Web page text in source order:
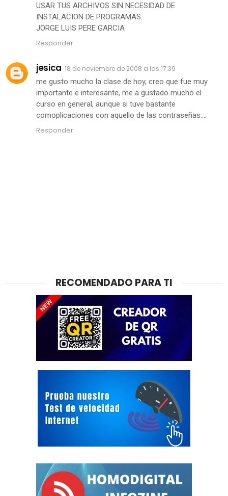
USAR TUS ARCHIVOS SIN NECESIDAD DE
INSTALACION DE PROGRAMAS.
JORGE LUIS PERE GARCIA
Responder
jesica 18 de noviembre de 2008 a las 17:39
me gusto mucho la clase de hoy, creo que fue muy
importante e interesante, me a gustado mucho el
curso en general, aunque si tuve bastante
comoplicaciones con aquello de las contraseñas....
Responder
RECOMENDADO PARA TI